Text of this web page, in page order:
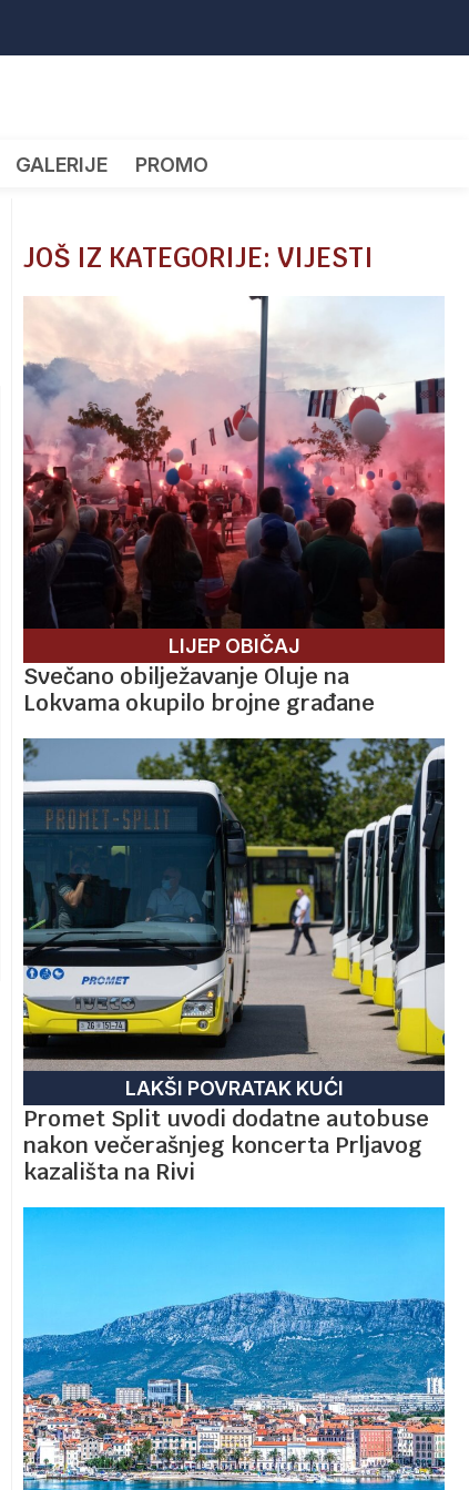
GALERIJE PROMO
JOŠ IZ KATEGORIJE: VIJESTI
LIJEP OBIČAJ
Svečano obilježavanje Oluje na
Lokvama okupilo brojne građane
LAKŠI POVRATAK KUĆI
Promet Split uvodi dodatne autobuse
nakon večerašnjeg koncerta Prljavog
kazališta na Rivi